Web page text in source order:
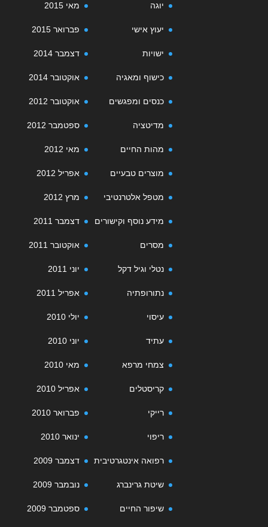
מאי 2015
פברואר 2015
דצמבר 2014
אוקטובר 2014
אוקטובר 2012
ספטמבר 2012
מאי 2012
אפריל 2012
מרץ 2012
דצמבר 2011
אוקטובר 2011
יוני 2011
אפריל 2011
יולי 2010
יוני 2010
מאי 2010
אפריל 2010
פברואר 2010
ינואר 2010
דצמבר 2009
נובמבר 2009
ספטמבר 2009
יוגה
יעוץ אישי
ישויות
כישוף ומאגיה
כנסים ומפגשים
מדיטציה
מהות החיים
מוצרים טבעיים
מטפל אלטרנטיבי
מידע נוסף וקישורים
מסרים
נטלי וגיל דקל
נתורופתיה
עיסוי
עתיד
צמחי מרפא
קריסטלים
רייקי
ריפוי
רפואה אינטגרטיבית
שיטת גרינברג
שיפור החיים